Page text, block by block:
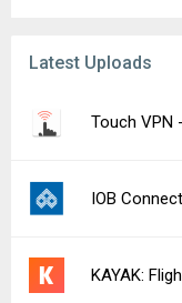
Latest Uploads
Touch VPN
IOB
KAYAK: